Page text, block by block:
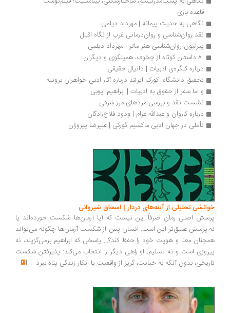
قاعده بازی
نگاهی به حدیث پیمانه | مهرداد دیلمی
نقد روان‌شناسی و روان‌درمانی غرب از نگاه اقبال
پیرامون روان‌شناسی هنر ماتر | مهرداد دیلمی
درباره کنگره‌ی ادبیات | دانیال حقیقی
تحقیق دانشگاه  کورک ایرلند درباره آثار ادبی خواهران برونته
و اما سفر از حقوق به ادبیات | ابراهیم ایوبی
نشست نقد و بررسی مردهای مرز شرقی
درباره کاروان و عبدالله عزام | ودود فلاح‌زادگان
تأملی در جهان ادبی ماکسیم گورکی | علیرضا پیروزان
تحلیلی از آینه‌های دردار | اسحاق شیروانی
اصلی رمان صرفاً این نیست که آیا آرمان‌ها شکست خورده‌اند یا
عمیق‌تر این است: انسان پس از شکست آرمان‌ها چگونه می‌تواند
معنا و هویت خود را حفظ کند؟... پاسخی که ابراهیم برمی‌گزیند، نه
است و نه تسلیم. او راهی دیگر را انتخاب می‌کند: پذیرفتن شکست
بدون آنکه به خیانت، گریز از واقعیت یا انکار زندگی پناه ببرد...